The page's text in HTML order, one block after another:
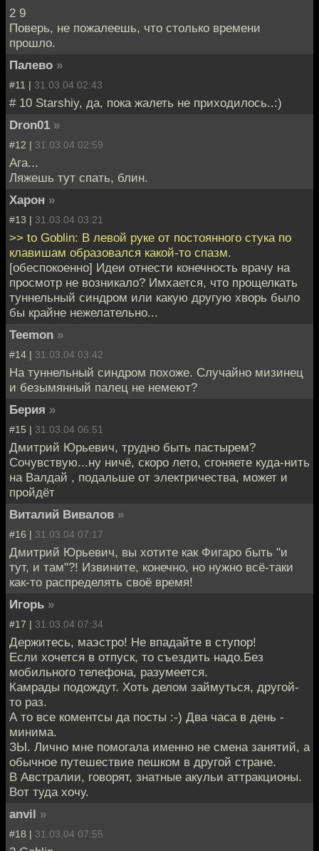
2 9
Поверь, не пожалеешь, что столько времени
прошло.
Палево »
#11 | 31.03.04 02:43
# 10 Starshiy, да, пока жалеть не приходилось..:)
Dron01 »
#12 | 31.03.04 02:59
Ага...
Ляжешь тут спать, блин.
Харон »
#13 | 31.03.04 03:21
>> to Goblin: В левой руке от постоянного стука по
клавишам образовался какой-то спазм.
[обеспокоенно] Идеи отнести конечность врачу на
просмотр не возникало? Имхается, что прощелкать
туннельный синдром или какую другую хворь было
бы крайне нежелательно...
Teemon »
#14 | 31.03.04 03:42
На туннельный синдром похоже. Случайно мизинец
и безымянный палец не немеют?
Берия »
#15 | 31.03.04 06:51
Дмитрий Юрьевич, трудно быть пастырем?
Сочувствую...ну ничё, скоро лето, сгоняете куда-нить
на Валдай , подальше от электричества, может и
пройдёт
Виталий Вивалов »
#16 | 31.03.04 07:17
Дмитрий Юрьевич, вы хотите как Фигаро быть "и
тут, и там"?! Извините, конечно, но нужно всё-таки
как-то распределять своё время!
Игорь »
#17 | 31.03.04 07:34
Держитесь, маэстро! Не впадайте в ступор!
Если хочется в отпуск, то съездить надо.Без
мобильного телефона, разумеется.
Камрады подождут. Хоть делом займуться, другой-
то раз.
А то все коментсы да посты :-) Два часа в день -
минима.
ЗЫ. Лично мне помогала именно не смена занятий, а
обычное путешествие пешком в другой стране.
В Австралии, говорят, знатные акульи аттракционы.
Вот туда хочу.
anvil »
#18 | 31.03.04 07:55